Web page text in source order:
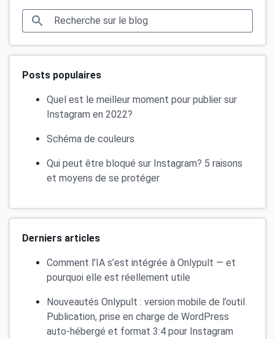
Posts populaires
Quel est le meilleur moment pour publier sur
Instagram en 2022?
Schéma de couleurs
Qui peut être bloqué sur Instagram? 5 raisons
et moyens de se protéger
Derniers articles
Comment l’IA s’est intégrée à Onlypult — et
pourquoi elle est réellement utile
Nouveautés Onlypult : version mobile de l’outil
Publication, prise en charge de WordPress
auto-hébergé et format 3:4 pour Instagram